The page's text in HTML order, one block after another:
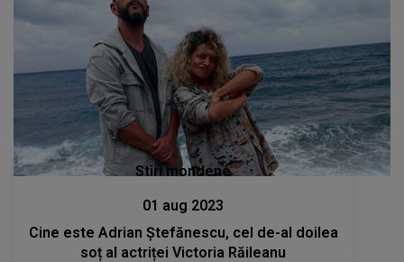
Stiri mondene
01 aug 2023
Cine este Adrian Ștefănescu, cel de-al doilea
soț al actriței Victoria Răileanu